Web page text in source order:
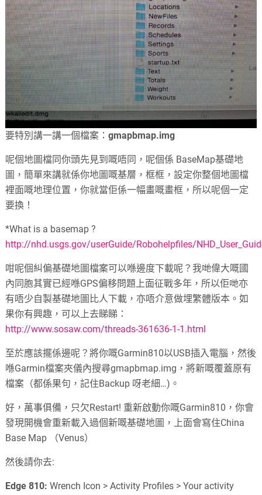
要特別講一講一個檔案：gmapbmap.img
呢個地圖檔同你頭先見到嘅唔同，呢個係 BaseMap基礎地
圖，簡單來講就係你地圖嘅基層，框框，設定你整個地圖檔
裡面嘅地理位置，你就當佢係一幅畫嘅畫框，所以呢個一定
要換！
*What is a basemap ?
http://nhd.usgs.gov/userGuide/Robohelpfiles/
咁呢個糾偏基礎地圖檔案可以喺邊度下載呢？我哋偉大嘅國
內同胞其實已經喺GPS偏移問題上面征戰多年，所以佢哋亦
有唔少自製基礎地圖比人下載，亦唔介意做埋繁體版本。如
果你有興趣，可以上去睇睇：
http://www.sosaw.com/threads-361636-1-1.html
至於應該擺係邊呢？將你嘅Garmin810以USB插入電腦，然後
喺Garmin檔案夾儀內搜尋gmapbmap.img，將新嘅覆蓋原有
檔案（都係果句，記住Backup 呀老細…)。
好，萬事俱備，只欠Restart! 重新啟動你嘅Garmin810，你會
發現開機會重新載入過個新嘅基礎地圖，上面會寫住China
Base Map （Venus）
然後請你去:
Edge 810: Wrench Icon > Activity Profiles > Your activity